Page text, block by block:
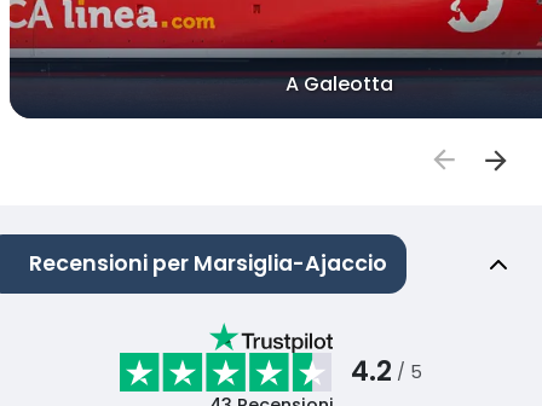
A Galeotta
Recensioni per Marsiglia-Ajaccio
4.2 / 5